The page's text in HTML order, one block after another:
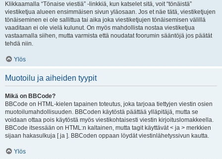
Klikkaamalla “Tönaise viestiä” -linkkiä, kun katselet sitä, voit “tönäistä”
viestiketjua alueen ensimmäisen sivun yläosaan. Jos et näe tätä, viestiketjujen
tönäiseminen ei ole sallittua tai aika joka viestiketjujen tönäisemisen välillä
vaaditaan ei ole vielä kulunut. On myös mahdollista nostaa viestiketjua
vastaamalla siihen, mutta varmista että noudatat foorumin sääntöjä jos päätät
tehdä niin.
Ylös
Muotoilu ja aiheiden tyypit
Mikä on BBCode?
BBCode on HTML-kielen tapainen toteutus, joka tarjoaa tiettyjen viestin osien
muotoilumahdollisuuden. BBCoden käytöstä päättää ylläpitäjä, mutta se
voidaan ottaa pois käytöstä myös viestikohtaisesti viestin kirjoituslomakkeella.
BBCode itsessään on HTML:n kaltainen, mutta tagit käyttävät < ja > merkkien
sijaan hakasulkuja [ ja ]. BBCoden oppaan löydät viestinlähetyssivun kautta.
Ylös